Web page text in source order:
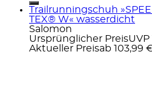
Trailrunningschuh
TEX® W« wasserdicht
Salomon
Ursprünglicher PreisUVP
Aktueller Preisab 103,99